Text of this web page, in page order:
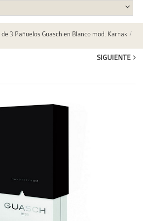
de 3 Pañuelos Guasch en Blanco mod. Karnak
SIGUIENTE